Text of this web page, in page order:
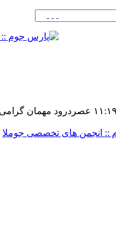
درود مهمان
:: انجمن های تخصصی جوملا